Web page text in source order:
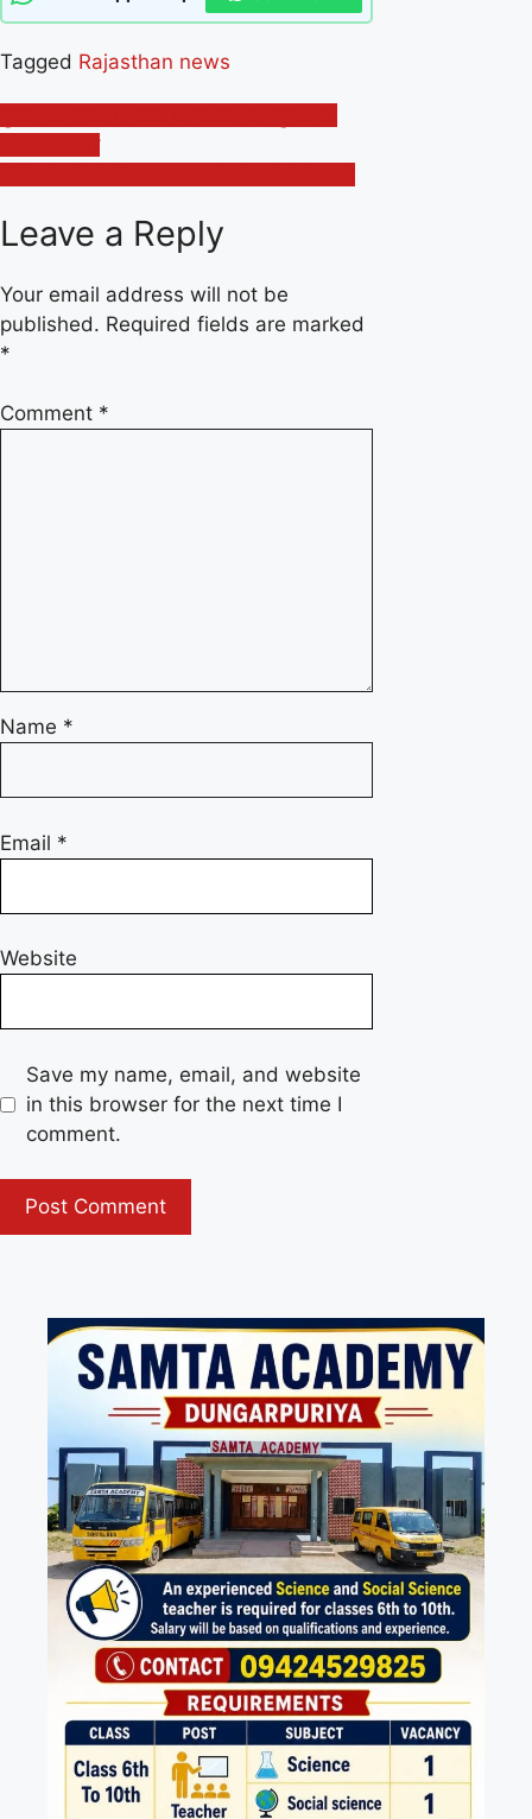
Tagged Rajasthan news
Post
navigation
Leave a Reply
Your email address will not be
published. Required fields are marked
*
Comment *
Name *
Email *
Website
Save my name, email, and website
in this browser for the next time I
comment.